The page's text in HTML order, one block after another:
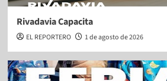
Rivadavia Capacita
EL REPORTERO 1 de agosto de 2026